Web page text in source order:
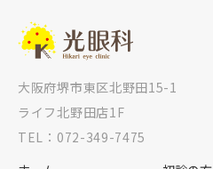
大阪府堺市東区北野田15-1
ライフ北野田店1F
TEL：072-349-7475